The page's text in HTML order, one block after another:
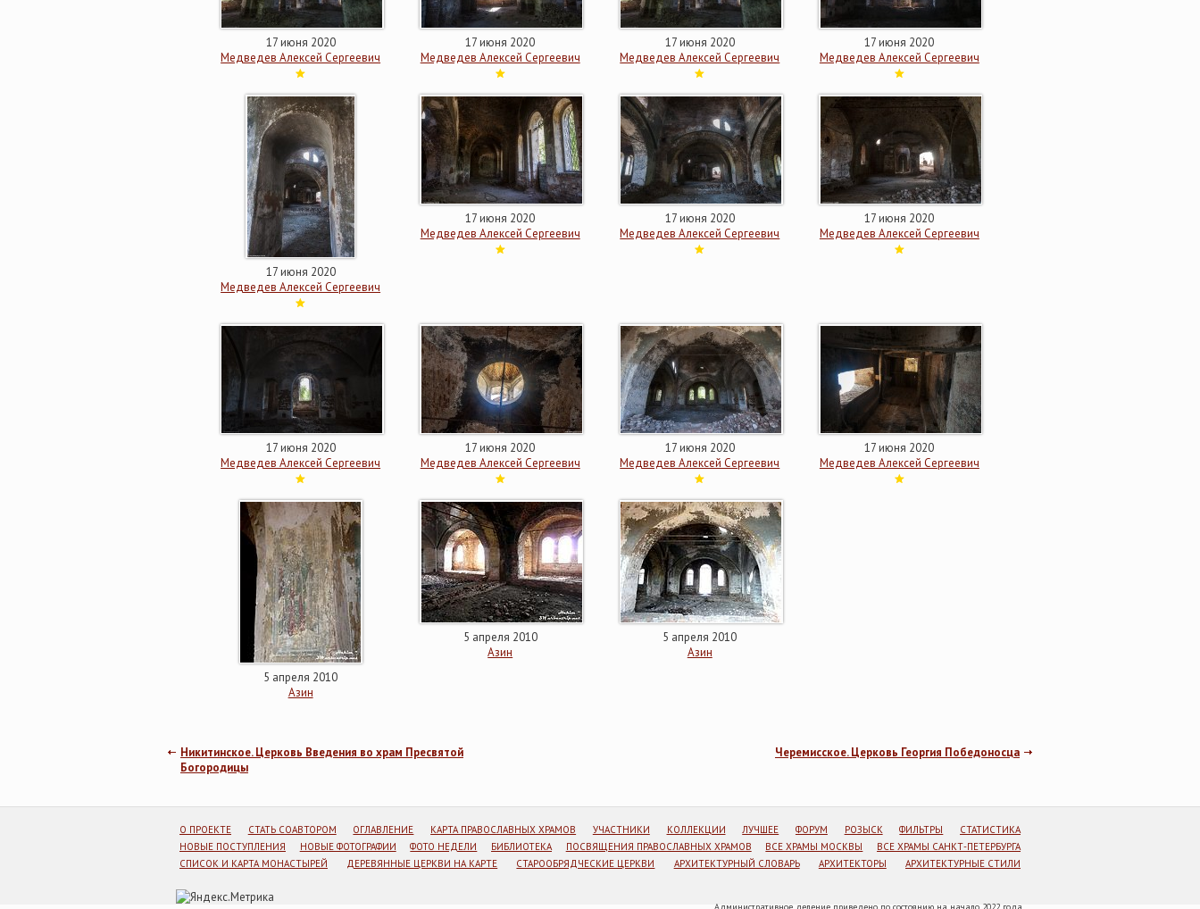
17 июня 2020
Медведев Алексей Сергеевич
17 июня 2020
Медведев Алексей Сергеевич
17 июня 2020
Медведев Алексей Сергеевич
17 июня 2020
Медведев Алексей Сергеевич
17 июня 2020
Медведев Алексей Сергеевич
17 июня 2020
Медведев Алексей Сергеевич
17 июня 2020
Медведев Алексей Сергеевич
17 июня 2020
Медведев Алексей Сергеевич
17 июня 2020
Медведев Алексей Сергеевич
17 июня 2020
Медведев Алексей Сергеевич
17 июня 2020
Медведев Алексей Сергеевич
17 июня 2020
Медведев Алексей Сергеевич
5 апреля 2010
Азин
5 апреля 2010
Азин
5 апреля 2010
Азин
Никитинское. Церковь Введения во храм Пресвятой
Богородицы
Черемисское. Церковь Георгия Победоносца
О ПРОЕКТЕ СТАТЬ СОАВТОРОМ ОГЛАВЛЕНИЕ КАРТА ПРАВОСЛАВНЫХ ХРАМОВ УЧАСТНИКИ КОЛЛЕКЦИИ ЛУЧШЕЕ ФОРУМ РОЗЫСК ФИЛЬТРЫ
СТАТИСТИКА
НОВЫЕ ПОСТУПЛЕНИЯ
НОВЫЕ ФОТОГРАФИИ ФОТО НЕДЕЛИ БИБЛИОТЕКА ПОСВЯЩЕНИЯ ПРАВОСЛАВНЫХ ХРАМОВ ВСЕ ХРАМЫ МОСКВЫ
ВСЕ ХРАМЫ САНКТ-ПЕТЕРБУРГА
СПИСОК И КАРТА МОНАСТЫРЕЙ
ДЕРЕВЯННЫЕ ЦЕРКВИ НА КАРТЕ СТАРООБРЯДЧЕСКИЕ ЦЕРКВИ АРХИТЕКТУРНЫЙ СЛОВАРЬ АРХИТЕКТОРЫ АРХИТЕКТУРНЫЕ СТИЛИ